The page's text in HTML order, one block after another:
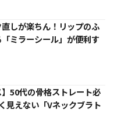
直しが楽ちん！リップのふ
ミラーシール」が便利す
】50代の骨格ストレート必
見えない「Vネックブラト